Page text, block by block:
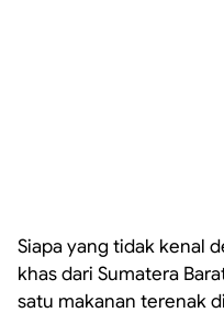
Siapa yang tidak kenal
khas dari Sumatera
satu makanan terenak